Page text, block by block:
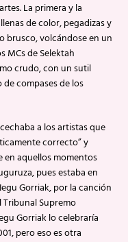
La primera y la
de color, pegadizas y
brusco, volcándose en un
MCs de Selektah
crudo, con un sutil
compases de los
a los artistas que
correcto” y
en aquellos momentos
pues estaba en
Gorriak, por la canción
Tribunal Supremo
Gorriak lo celebraría
pero eso es otra